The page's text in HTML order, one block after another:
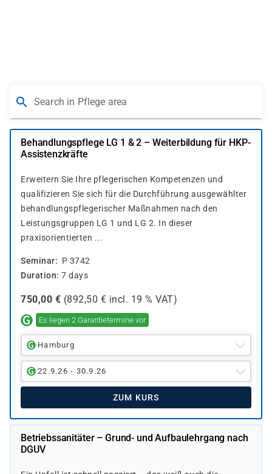
Search in Pflege area
Behandlungspflege LG 1 & 2 – Weiterbildung für HKP-
Assistenzkräfte
Erweitern Sie Ihre pflegerischen Kompetenzen und
qualifizieren Sie sich für die Durchführung ausgewählter
behandlungspflegerischer Maßnahmen nach den
Leistungsgruppen LG 1 und LG 2. In dieser
praxisorientierten ...
Seminar
P 3742
Duration 7 days
750,00 € (892,50 € incl. 19 % VAT)
Es liegen 2 Garantietermine vor
Hamburg
22.9.26 - 30.9.26
ZUM KURS
Betriebssanitäter – Grund- und Aufbaulehrgang nach
DGUV